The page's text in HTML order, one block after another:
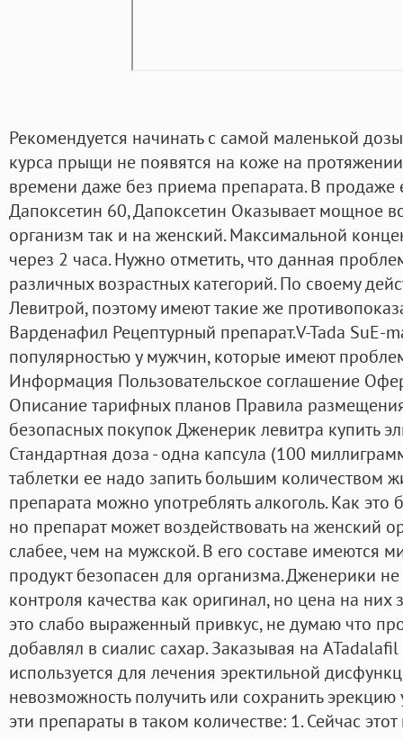
Рекомендуется начинать с самой маленькой
курса прыщи не появятся на коже на
времени даже без приема препарата. В продаже
Дапоксетин 60, Дапоксетин Оказывает мощное
организм так и на женский. Максимальной
через 2 часа. Нужно отметить, что данная
различных возрастных категорий. По своему
Левитрой, поэтому имеют такие же
Варденафил Рецептурный препарат.V-Tada SuE-
популярностью у мужчин, которые имеют
Информация Пользовательское соглашение
Описание тарифных планов Правила
безопасных покупок Дженерик левитра купить
Стандартная доза - одна капсула (100
таблетки ее надо запить большим количеством
препарата можно употреблять алкоголь. Как это
но препарат может воздействовать на женский
слабее, чем на мужской. В его составе имеются
продукт безопасен для организма. Дженерики
контроля качества как оригинал, но цена на
это слабо выраженный привкус, не думаю что
добавлял в сиалис сахар. Заказывая на
используется для лечения эректильной
невозможность получить или сохранить
эти препараты в таком количестве: 1. Сейчас